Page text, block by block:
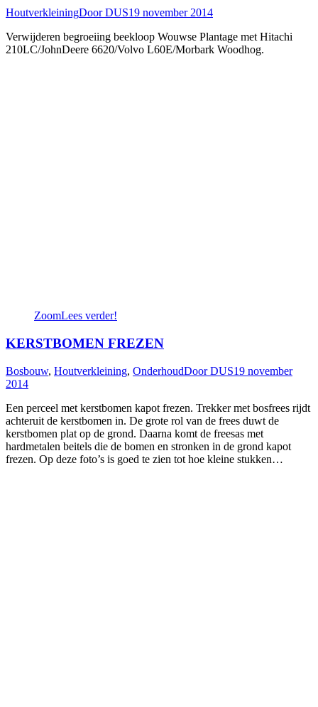
HoutverkleiningDoorDUS19 november 2014
Verwijderen begroeiing beekloop Wouwse Plantage met Hitachi
210LC/JohnDeere 6620/Volvo L60E/Morbark Woodhog.
ZoomLees verder!
KERSTBOMEN FREZEN
Bosbouw, Houtverkleining, OnderhoudDoorDUS19 november
2014
Een perceel met kerstbomen kapot frezen. Trekker met bosfrees rijdt
achteruit de kerstbomen in. De grote rol van de frees duwt de
kerstbomen plat op de grond. Daarna komt de freesas met
hardmetalen beitels die de bomen en stronken in de grond kapot
frezen. Op deze foto’s is goed te zien tot hoe kleine stukken…